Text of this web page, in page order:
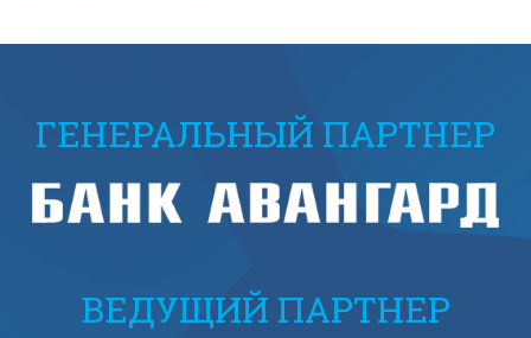
ГЕНЕРАЛЬНЫЙ ПАРТНЕР
ВЕДУЩИЙ ПАРТНЕР